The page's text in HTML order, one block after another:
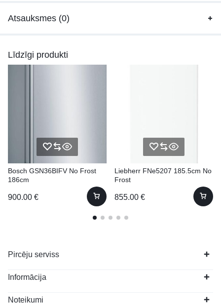
Atsauksmes (0)
Līdzīgi produkti
Bosch GSN36BIFV No Frost
186cm
900.00 €
Liebherr FNe5207 185.5cm No
Frost
855.00 €
Pircēju serviss
Informācija
Noteikumi